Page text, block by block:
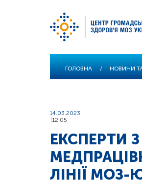
ГОЛОВНА / НОВИНИ ТА
14.03.2023
12:05
ЕКСПЕРТИ З
ЛІНІЇ